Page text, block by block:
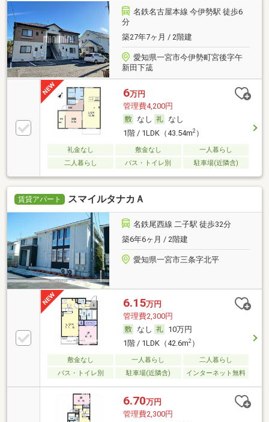
名鉄名古屋本線 今伊勢駅 徒歩6
分
築27年7ヶ月 / 2階建
愛知県一宮市今伊勢町宮後字午
新田下筬
6万円
管理費4,200円
なし
なし
1階 / 1LDK（43.54m2）
礼金なし 敷金なし
一人暮らし
二人暮らし
バス・トイレ別 駐車場(近隣含)
賃貸アパート スマイルタナカＡ
名鉄尾西線 二子駅 徒歩32分
築6年6ヶ月 / 2階建
愛知県一宮市三条字北平
6.15万円
管理費2,300円
なし
10万円
1階 / 1LDK（42.6m2）
敷金なし 一人暮らし
二人暮らし
バス・トイレ別
駐車場(近隣含) インターネット無料
6.70万円
管理費2,300円